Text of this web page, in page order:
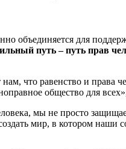
объединяется для
путь – путь прав
нам, что равенство и
общество для
мы не просто
мир, в котором наши